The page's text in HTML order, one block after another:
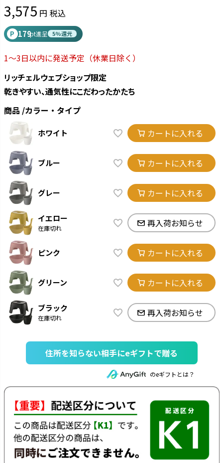
3,575 税込
P 179pt進呈 5%還元
1～3日以内に発送予定 （休業日除く）
リッチェルウェブショップ限定
乾きやすい、通気性にこだわったかたち
商品 カラー・タイプ
ホワイト カートに入れる
ブルー カートに入れる
グレー カートに入れる
イエロー
在庫切れ 再入荷お知らせ
ピンク カートに入れる
グリーン カートに入れる
ブラック
在庫切れ 再入荷お知らせ
住所を知らない相手にeギフトで贈る
のeギフトとは？